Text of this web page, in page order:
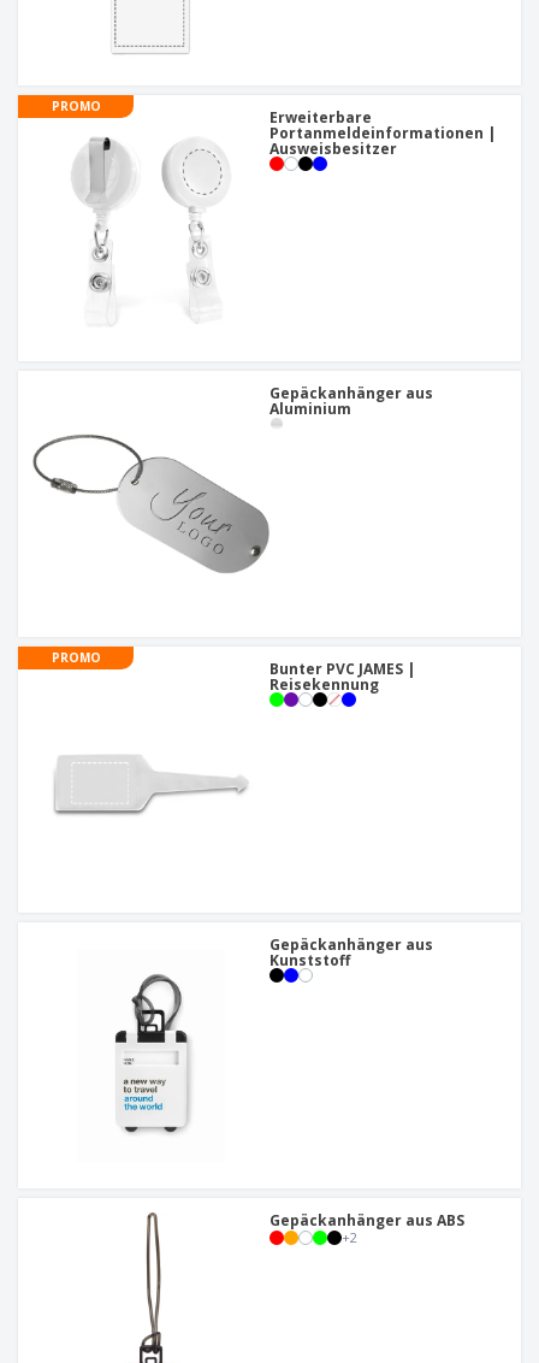
PROMO
Erweiterbare
Portanmeldeinformationen |
Ausweisbesitzer
Gepäckanhänger aus
Aluminium
PROMO
Bunter PVC JAMES |
Reisekennung
Gepäckanhänger aus
Kunststoff
Gepäckanhänger aus ABS
+2